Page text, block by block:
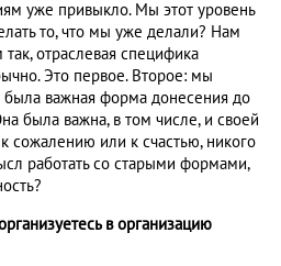
уже привыкло. Мы этот уровень
то, что мы уже делали? Нам
отраслевая специфика
Это первое. Второе: мы
была важная форма донесения до
была важна, в том числе, и своей
сожалению или к счастью, никого
работать со старыми формами,
в организацию